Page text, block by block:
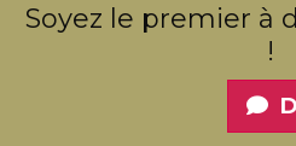
Soyez le premier à
!